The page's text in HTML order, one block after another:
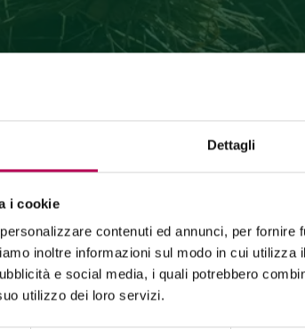
Dettagli
i cookie
contenuti ed annunci, per fornire
inoltre informazioni sul modo in cui
e social media, i quali potrebbero
utilizzo dei loro servizi.
FUNIVIA MONTE DI MEZZOCORONA
La funivia del Monte di Mezzocorona è
di rinnovo dell'impianto.
La località Monte è raggiungibile